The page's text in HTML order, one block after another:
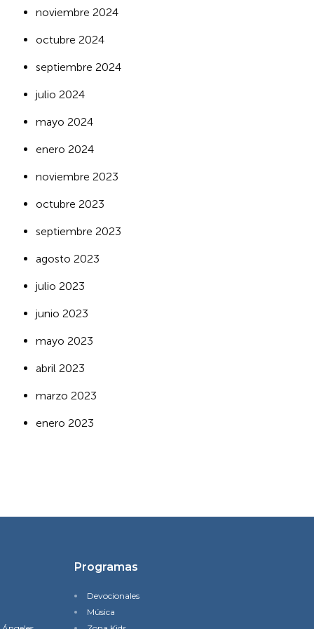
noviembre 2024
octubre 2024
septiembre 2024
julio 2024
mayo 2024
enero 2024
noviembre 2023
octubre 2023
septiembre 2023
agosto 2023
julio 2023
junio 2023
mayo 2023
abril 2023
marzo 2023
enero 2023
Programas
Devocionales
Música